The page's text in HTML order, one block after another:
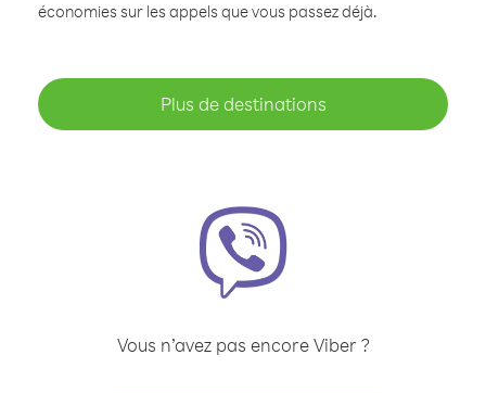
économies sur les appels que vous passez déjà.
Plus de destinations
Vous n’avez pas encore Viber ?